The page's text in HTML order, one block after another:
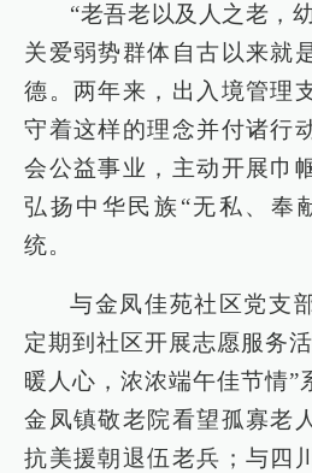
“老吾老以及人之老，
关爱弱势群体自古以来就
德。两年来，出入境管理
守着这样的理念并付诸行
会公益事业，主动开展巾
弘扬中华民族“无私、奉
统。
与金凤佳苑社区党支
定期到社区开展志愿服务
暖人心，浓浓端午佳节情”
金凤镇敬老院看望孤寡老
抗美援朝退伍老兵；与四